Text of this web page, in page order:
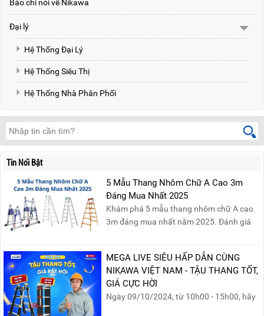
Báo chí nói về Nikawa
Đại lý
Hệ Thống Đại Lý
Hệ Thống Siêu Thị
Hệ Thống Nhà Phân Phối
Tin Nổi Bật
5 Mẫu Thang Nhôm Chữ A Cao 3m
Đáng Mua Nhất 2025
Khám phá 5 mẫu thang nhôm chữ A cao
3m đáng mua nhất năm 2025. Đánh giá
sản phẩm phù hợp!
MEGA LIVE SIÊU HẤP DẪN CÙNG
NIKAWA VIỆT NAM - TẬU THANG TỐT,
GIÁ CỰC HỜI
Ngày 09/10/2024, từ 10h00 - 15h00, hãy